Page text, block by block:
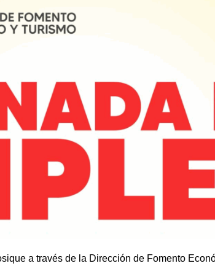
a través de la Dirección de Fomento